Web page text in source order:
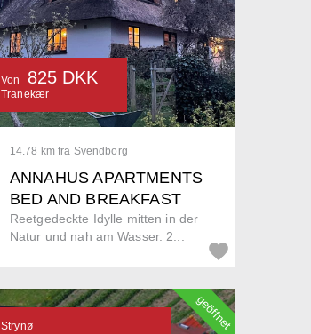
14.78 km fra Svendborg
ANNAHUS APARTMENTS
BED AND BREAKFAST
Reetgedeckte Idylle mitten in der
Natur und nah am Wasser. 2...
Von 825 DKK
Tranekær
Strynø geöffnet